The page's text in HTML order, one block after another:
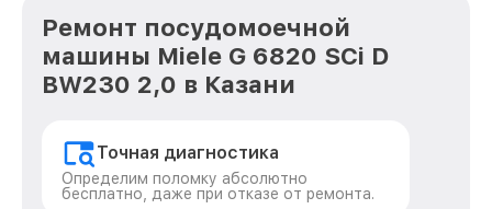
Ремонт посудомоечной
машины Miele G 6820 SCi D
BW230 2,0 в Казани
Точная диагностика
Определим поломку абсолютно
бесплатно, даже при отказе от ремонта.